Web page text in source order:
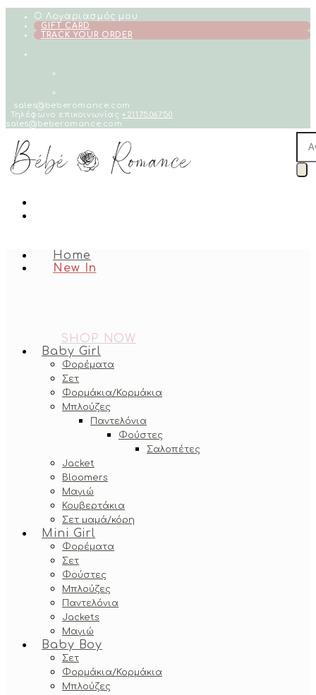
Skip
content
Ο Λογαριασμός μου
GIFT CARD
TRACK YOUR ORDER
sales@beberomance.com
Τηλέφωνο επικοινωνίας+2117506750
sales@beberomance.com
Home
New In
SHOP NOW
Baby Girl
Φορέματα
Σετ
Φορμάκια/Κορμάκια
Μπλούζες
Παντελόνια
Φούστες
Σαλοπέτες
Jacket
Bloomers
Μαγιώ
Κουβερτάκια
Σετ μαμά/κόρη
Mini Girl
Φορέματα
Σετ
Φούστες
Μπλούζες
Παντελόνια
Jackets
Μαγιώ
Baby Boy
Σετ
Φορμάκια/Κορμάκια
Μπλούζες